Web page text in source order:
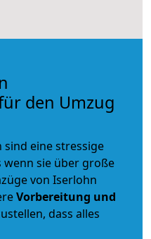
den Umzug
sind eine stressige
wenn sie über große
von Iserlohn
Vorbereitung und
dass alles